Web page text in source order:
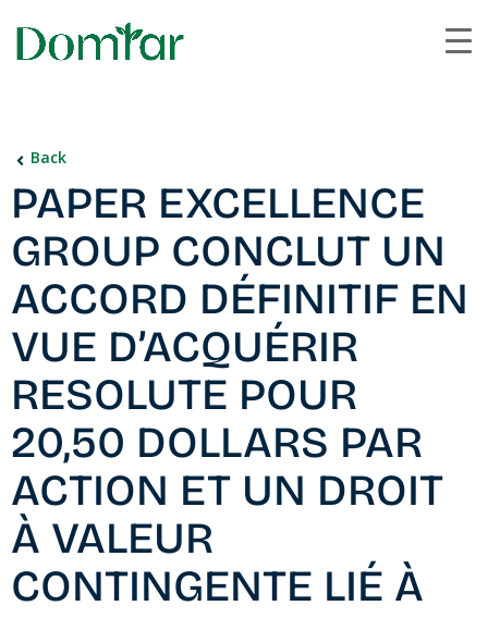
Back
PAPER EXCELLENCE
GROUP CONCLUT UN
ACCORD DÉFINITIF EN
VUE D’ACQUÉRIR
RESOLUTE POUR
20,50 DOLLARS PAR
ACTION ET UN DROIT
À VALEUR
CONTINGENTE LIÉ À